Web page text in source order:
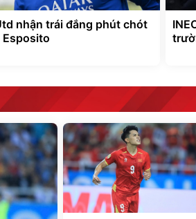
nhận trái đắng phút chót
Esposito